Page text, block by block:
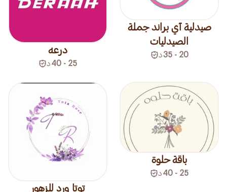
صيدلية آي براند جملة
الصيدليات
20 - 35 د درعه
25 - 40 د
باقة حلوة
25 - 40 د
توتا ورد للزهور